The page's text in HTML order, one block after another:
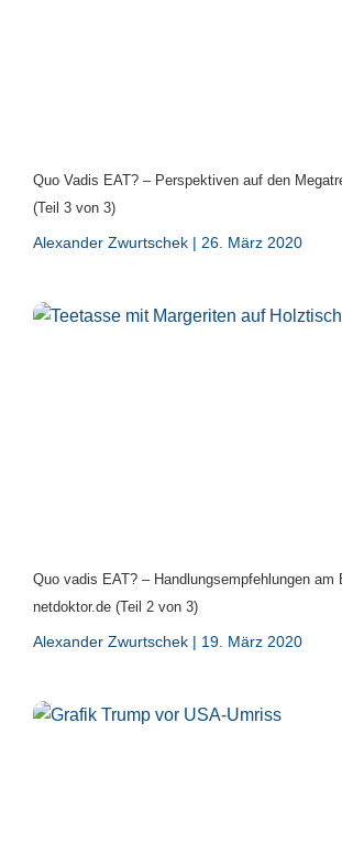
Quo Vadis EAT? – Perspektiven auf den
(Teil 3 von 3)
Alexander Zwurtschek 26. März 2020
Quo vadis EAT? – Handlungsempfehlungen am
netdoktor.de (Teil 2 von 3)
Alexander Zwurtschek 19. März 2020